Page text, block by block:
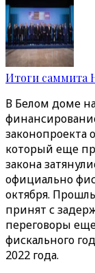
Итоги саммита
В Белом доме
законопроекта
который еще
закона
официально
октября.
принят с
переговоры
фискального
2022 года.